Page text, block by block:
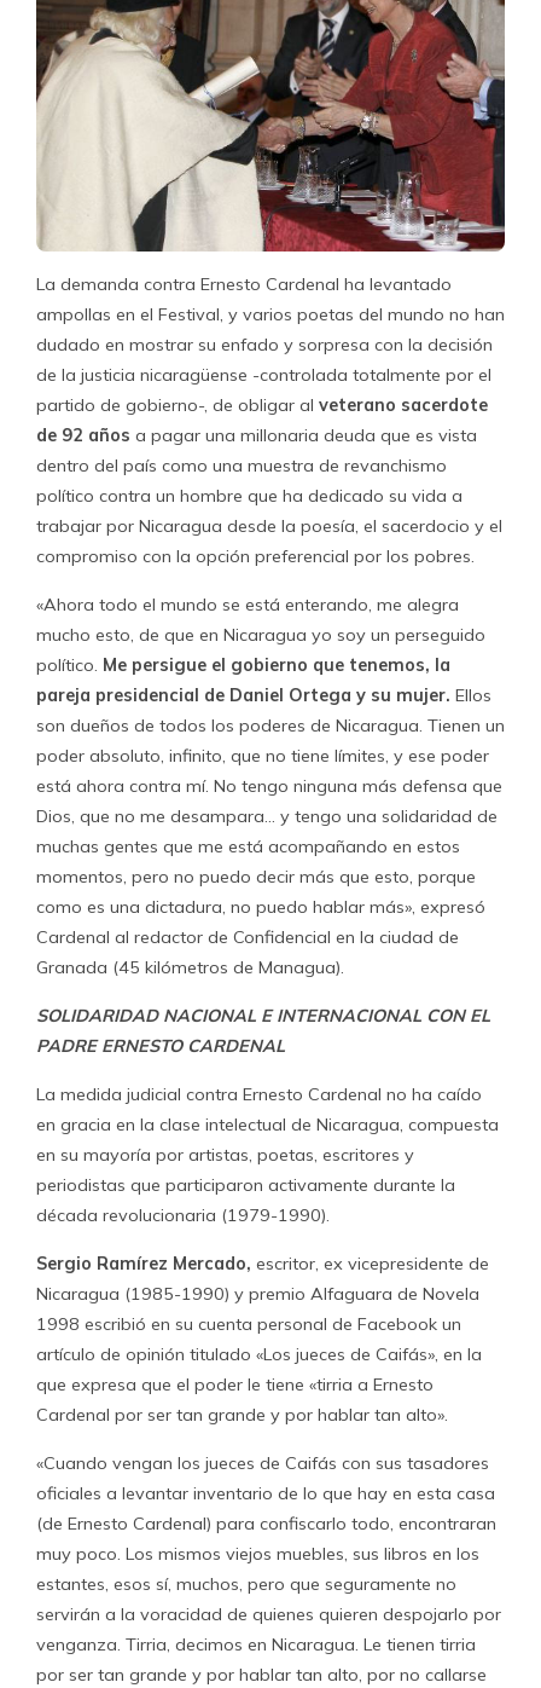
La demanda contra Ernesto Cardenal ha levantado
ampollas en el Festival, y varios poetas del mundo no han
dudado en mostrar su enfado y sorpresa con la decisión
de la justicia nicaragüense -controlada totalmente por el
partido de gobierno-, de obligar al veterano sacerdote
de 92 años a pagar una millonaria deuda que es vista
dentro del país como una muestra de revanchismo
político contra un hombre que ha dedicado su vida a
trabajar por Nicaragua desde la poesía, el sacerdocio y el
compromiso con la opción preferencial por los pobres.
«Ahora todo el mundo se está enterando, me alegra
mucho esto, de que en Nicaragua yo soy un perseguido
político. Me persigue el gobierno que tenemos, la
pareja presidencial de Daniel Ortega y su mujer. Ellos
son dueños de todos los poderes de Nicaragua. Tienen un
poder absoluto, infinito, que no tiene límites, y ese poder
está ahora contra mí. No tengo ninguna más defensa que
Dios, que no me desampara… y tengo una solidaridad de
muchas gentes que me está acompañando en estos
momentos, pero no puedo decir más que esto, porque
como es una dictadura, no puedo hablar más», expresó
Cardenal al redactor de Confidencial en la ciudad de
Granada (45 kilómetros de Managua).
SOLIDARIDAD NACIONAL E INTERNACIONAL CON EL
PADRE ERNESTO CARDENAL
La medida judicial contra Ernesto Cardenal no ha caído
en gracia en la clase intelectual de Nicaragua, compuesta
en su mayoría por artistas, poetas, escritores y
periodistas que participaron activamente durante la
década revolucionaria (1979-1990).
Sergio Ramírez Mercado, escritor, ex vicepresidente de
Nicaragua (1985-1990) y premio Alfaguara de Novela
1998 escribió en su cuenta personal de Facebook un
artículo de opinión titulado «Los jueces de Caifás», en la
que expresa que el poder le tiene «tirria a Ernesto
Cardenal por ser tan grande y por hablar tan alto».
«Cuando vengan los jueces de Caifás con sus tasadores
oficiales a levantar inventario de lo que hay en esta casa
(de Ernesto Cardenal) para confiscarlo todo, encontraran
muy poco. Los mismos viejos muebles, sus libros en los
estantes, esos sí, muchos, pero que seguramente no
servirán a la voracidad de quienes quieren despojarlo por
venganza. Tirria, decimos en Nicaragua. Le tienen tirria
por ser tan grande y por hablar tan alto, por no callarse